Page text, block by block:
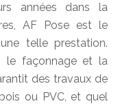
années dans la
AF Pose est le
telle prestation.
le façonnage et la
des travaux de
ou PVC, et quel